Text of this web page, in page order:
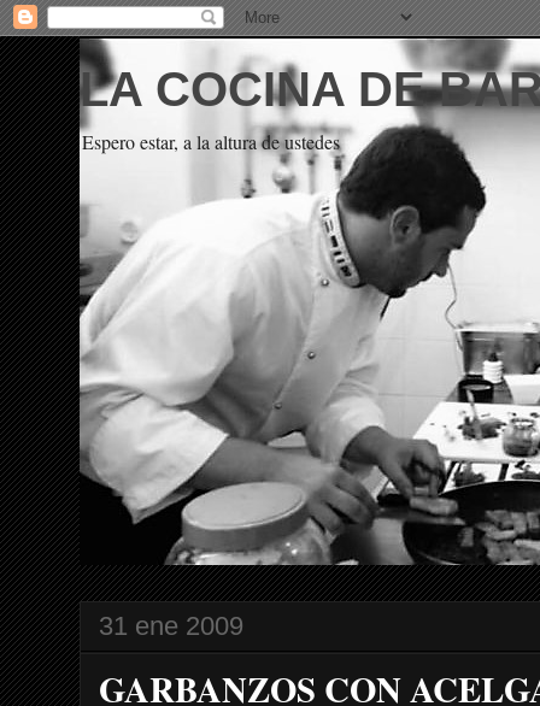
LA COCINA DE
Espero estar, a la altura de ustedes
31 ene 2009
GARBANZOS CON